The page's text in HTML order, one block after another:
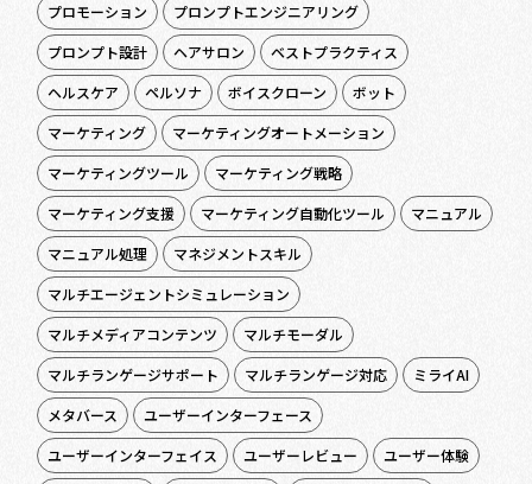
プロモーション
プロンプトエンジニアリング
プロンプト設計
ヘアサロン
ベストプラクティス
ヘルスケア
ペルソナ ボイスクローン
ボット
マーケティング
マーケティングオートメーション
マーケティングツール
マーケティング戦略
マーケティング支援
マーケティング自動化ツール
マニュアル
マニュアル処理
マネジメントスキル
マルチエージェントシミュレーション
マルチメディアコンテンツ
マルチモーダル
マルチランゲージサポート
マルチランゲージ対応
ミライAI
メタバース
ユーザーインターフェース
ユーザーインターフェイス
ユーザーレビュー
ユーザー体験